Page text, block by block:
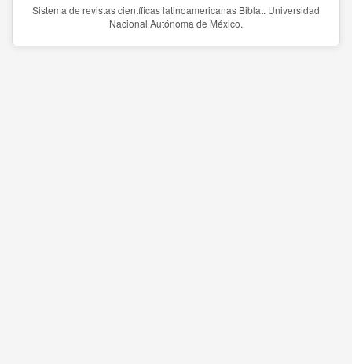
Sistema de revistas científicas latinoamericanas Biblat. Universidad
Nacional Autónoma de México.